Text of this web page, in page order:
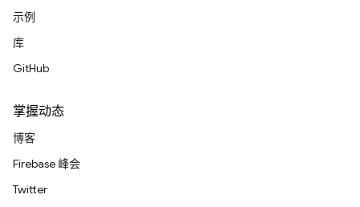
示例
库
GitHub
掌握动态
博客
Firebase 峰会
Twitter